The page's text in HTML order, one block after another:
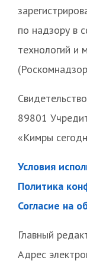
по надзору в
технологий и
89801
«Кимры
Условия
Политика
Согласие на
Главный
Адрес